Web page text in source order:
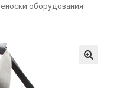
оборудования